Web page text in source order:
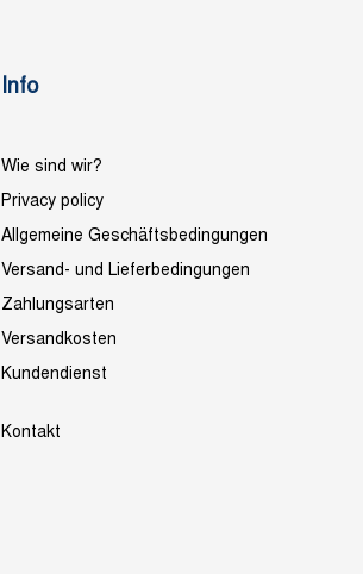
Info
Wie sind wir?
Privacy policy
Allgemeine Geschäftsbedingungen
Versand- und Lieferbedingungen
Zahlungsarten
Versandkosten
Kundendienst
Kontakt